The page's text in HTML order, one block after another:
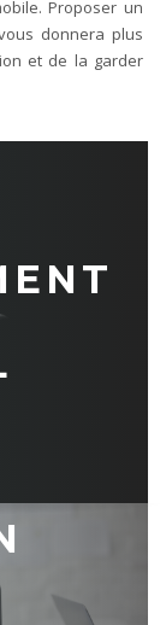
Proposer un
donnera plus
et de la garder